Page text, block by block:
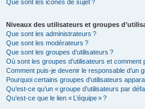
Que sont les icônes de sujet ?
Niveaux des utilisateurs et groupes
Que sont les administrateurs ?
Que sont les modérateurs ?
Que sont les groupes d’utilisateurs ?
Où sont les groupes d’utilisateurs et comment
Comment puis-je devenir le responsable d’un
Pourquoi certains groupes d’utilisateurs
Qu’est-ce qu’un « groupe d’utilisateurs par
Qu’est-ce que le lien « L’équipe » ?